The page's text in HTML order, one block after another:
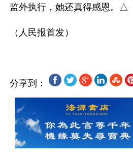
监外执行，她还真得感恩。△
分享到：